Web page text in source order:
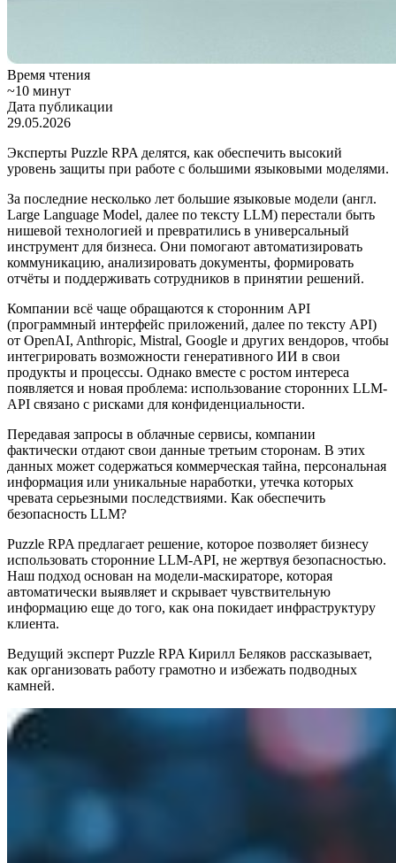
Время чтения
~10 минут
Дата публикации
29.05.2026
Эксперты Puzzle RPA делятся, как обеспечить высокий
уровень защиты при работе с большими языковыми моделями.
За последние несколько лет большие языковые модели (англ.
Large Language Model, далее по тексту LLM) перестали быть
нишевой технологией и превратились в универсальный
инструмент для бизнеса. Они помогают автоматизировать
коммуникацию, анализировать документы, формировать
отчёты и поддерживать сотрудников в принятии решений.
Компании всё чаще обращаются к сторонним API
(программный интерфейс приложений, далее по тексту API)
от OpenAI, Anthropic, Mistral, Google и других вендоров, чтобы
интегрировать возможности генеративного ИИ в свои
продукты и процессы. Однако вместе с ростом интереса
появляется и новая проблема: использование сторонних LLM-
API связано с рисками для конфиденциальности.
Передавая запросы в облачные сервисы, компании
фактически отдают свои данные третьим сторонам. В этих
данных может содержаться коммерческая тайна, персональная
информация или уникальные наработки, утечка которых
чревата серьезными последствиями. Как обеспечить
безопасность LLM?
Puzzle RPA предлагает решение, которое позволяет бизнесу
использовать сторонние LLM-API, не жертвуя безопасностью.
Наш подход основан на модели-маскираторе, которая
автоматически выявляет и скрывает чувствительную
информацию еще до того, как она покидает инфраструктуру
клиента.
Ведущий эксперт Puzzle RPA Кирилл Беляков рассказывает,
как организовать работу грамотно и избежать подводных
камней.